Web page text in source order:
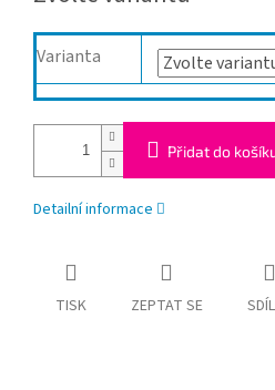
Varianta
Přidat do
Detailní informace
TISK ZEPTAT SE